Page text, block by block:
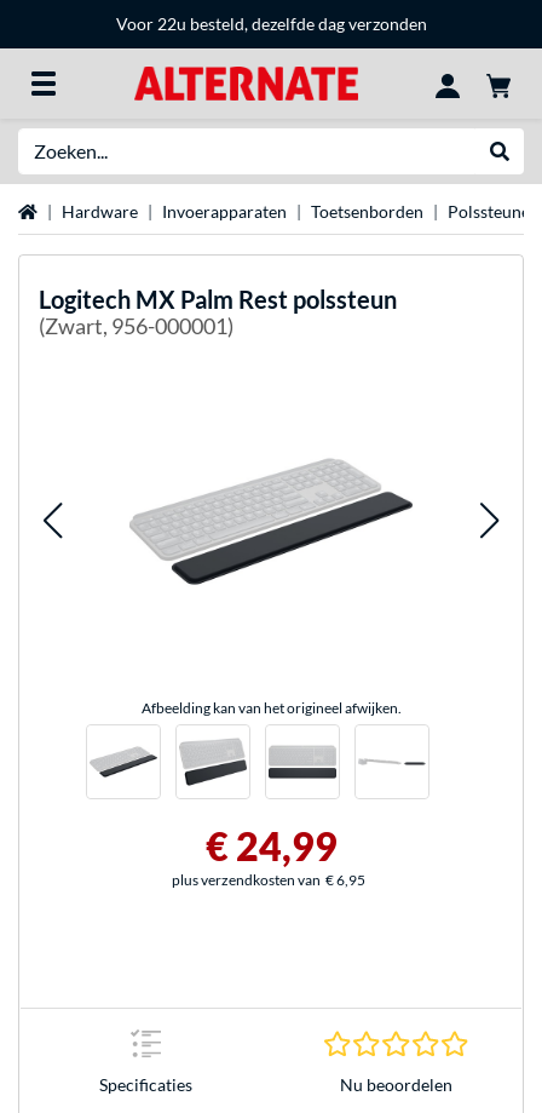
Voor 22u besteld, dezelfde dag verzonden
Home Hardware Invoerapparaten Toetsenborden Polssteunen
Logitech MX Palm Rest polssteun
(Zwart, 956-000001)
Afbeelding kan van het origineel afwijken.
€ 24,99
plus verzendkosten van € 6,95
Specificaties Nu beoordelen